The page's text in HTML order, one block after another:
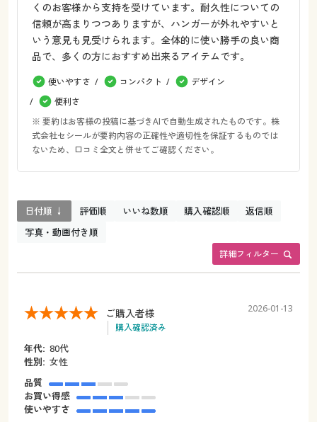
くのお客様から支持を受けています。耐久性についての
信頼が高まりつつありますが、ハンガーが外れやすいと
いう意見も見受けられます。全体的に使い勝手の良い商
品で、多くの方におすすめ出来るアイテムです。
使いやすさ コンパクト
デザイン
便利さ
※ 要約はお客様の投稿に基づきAIで自動生成されたものです。株
式会社セシールが要約内容の正確性や適切性を保証するものでは
ないため、口コミ全文と併せてご確認ください。
詳細フィルター
日付順 ↓ 評価順 いいね数順 購入確認順
返信順
写真・動画付き順
ご購入者様
購入確認済み
2026-01-13
年代: 80代
性別: 女性
品質
お買い得感
使いやすさ